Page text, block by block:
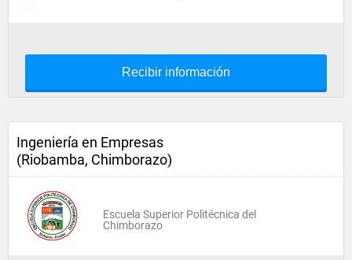
Recibir información
Ingeniería en Empresas
(Riobamba, Chimborazo)
Escuela Superior Politécnica del
Chimborazo